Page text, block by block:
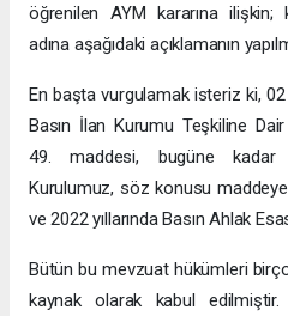
öğrenilen AYM kararına ilişkin;
adına aşağıdaki açıklamanın
En başta vurgulamak isteriz ki, 02
Basın İlan Kurumu Teşkiline Dair
49. maddesi, bugüne kadar
Kurulumuz, söz konusu
ve 2022 yıllarında Basın Ahlak
Bütün bu mevzuat hükümleri
kaynak olarak kabul edilmiştir.